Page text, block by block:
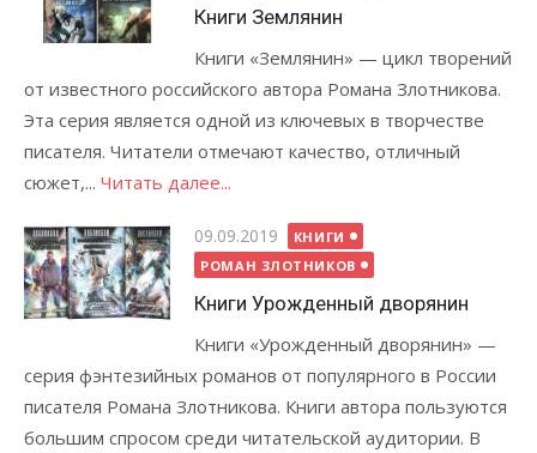
Книги Землянин
Книги «Землянин» — цикл творений
от известного российского автора Романа Злотникова.
Эта серия является одной из ключевых в творчестве
писателя. Читатели отмечают качество, отличный
сюжет,... Читать далее...
Опубликовано
09.09.2019
КНИГИ
РОМАН ЗЛОТНИКОВ
Книги Урожденный дворянин
Книги «Урожденный дворянин» —
серия фэнтезийных романов от популярного в России
писателя Романа Злотникова. Книги автора пользуются
большим спросом среди читательской аудитории. В